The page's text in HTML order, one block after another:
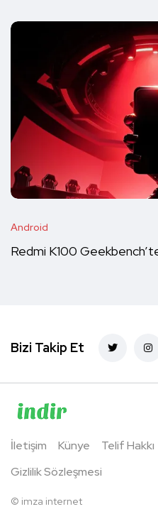
Android
Redmi K100
Bizi Takip Et
İletişim Künye Telif Hakkı
Gizlilik Sözleşmesi
© imza internet